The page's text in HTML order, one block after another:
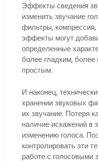
Эффекты сведения
изменить звучание
фильтры,
эффекты могут
определенные
более гладким,
простым.
И наконец,
хранении звуковых
их звучание. Потеря
наличие искажений в
изменению голоса.
контролировать эти
работе с голосовыми